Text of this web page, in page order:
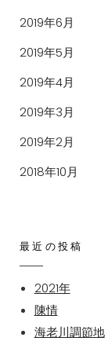
2019年6月
2019年5月
2019年4月
2019年3月
2019年2月
2018年10月
最近の投稿
2021年
陳情
海老川調節地